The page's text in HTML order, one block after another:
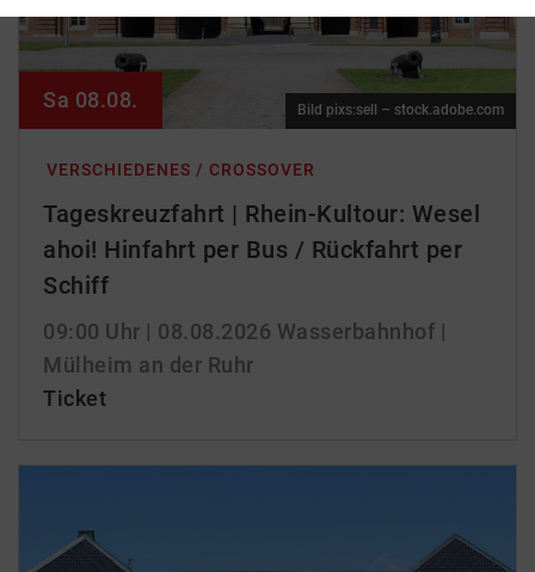
VERSCHIEDENES / CROSSOVER
Tageskreuzfahrt | Rhein-Kultour: Wesel
ahoi! Hinfahrt per Bus / Rückfahrt per
Schiff
09:00 Uhr | 08.08.2026 Wasserbahnhof |
Mülheim an der Ruhr
Ticket
Sa 08.08. Bild pixs:sell – stock.adobe.com